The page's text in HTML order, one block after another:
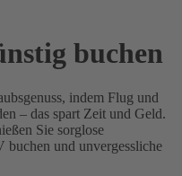
buchen
indem Flug und
– das spart Zeit und Geld.
Sie sorglose
buchen und unvergessliche